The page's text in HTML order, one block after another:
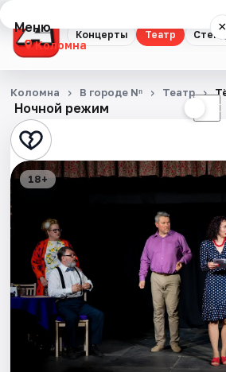
Концерты Театр
Меню ×
Коломна
Концерты
Театр
Стендап
События
Города
Площадки
Артисты
Ночной режим ☾
Коломна В городе Nⁿ Театр
18+